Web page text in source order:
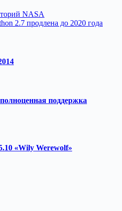
NASA
2.7 продлена до 2020 года
поддержка
«Wily Werewolf»